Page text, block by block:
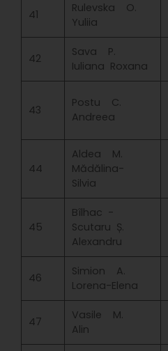
41
Rulevska O.
Yuliia
42
Sava P.
Iuliana Roxana
43
Postu C.
Andreea
44
Aldea M.
Mădălina-
Silvia
45
Bîlhac -
Scutaru Ș.
Alexandru
46
Simion A.
Lorena-Elena
47
Vasile M.
Alin